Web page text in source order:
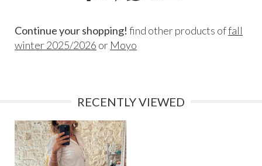
Continue your shopping! find other products offall
winter 2025/2026 or Moyo
RECENTLY VIEWED